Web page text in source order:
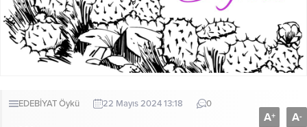
EDEBİYATÖykü 22 Mayıs 2024 13:18 0
A+ A-